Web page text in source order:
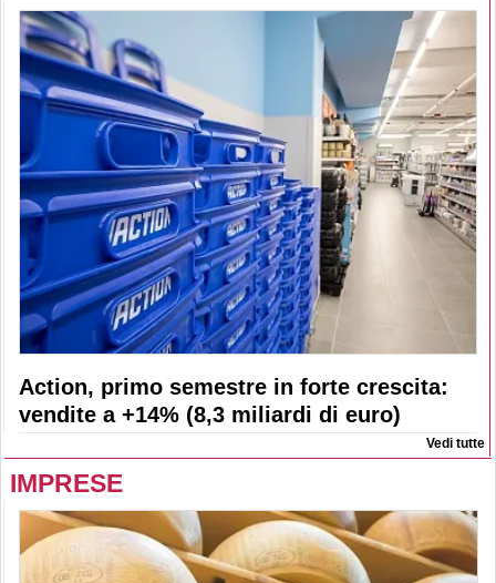
Action, primo semestre in forte crescita:
vendite a +14% (8,3 miliardi di euro)
Vedi tutte
IMPRESE